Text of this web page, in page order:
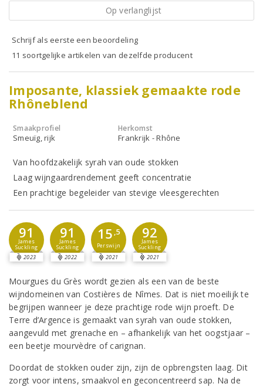
Op verlanglijst
Schrijf als eerste een beoordeling
11 soortgelijke artikelen van dezelfde producent
Imposante, klassiek gemaakte rode
Rhôneblend
Smaakprofiel
Smeuïg, rijk
Herkomst
Frankrijk - Rhône
Van hoofdzakelijk syrah van oude stokken
Laag wijngaardrendement geeft concentratie
Een prachtige begeleider van stevige vleesgerechten
91
James
Suckling
2023
91
James
Suckling
2022
15 ,5
Perswijn
2021
92
James
Suckling
2021
Mourgues du Grès wordt gezien als een van de beste
wijndomeinen van Costières de Nîmes. Dat is niet moeilijk te
begrijpen wanneer je deze prachtige rode wijn proeft. De
Terre d’Argence is gemaakt van syrah van oude stokken,
aangevuld met grenache en – afhankelijk van het oogstjaar –
een beetje mourvèdre of carignan.
Doordat de stokken ouder zijn, zijn de opbrengsten laag. Dit
zorgt voor intens, smaakvol en geconcentreerd sap. Na de